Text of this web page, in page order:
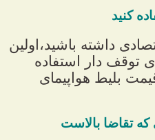
کنید
داشته باشید،اولین
توقف دار استفاده
بلیط هواپیمای
تقاضا بالاست